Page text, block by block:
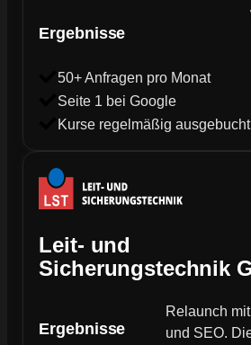
Ergebnisse
50+ Anfragen pro Monat
Seite 1 bei Google
Kurse regelmäßig ausgebucht
Leit- und
Sicherungstechnik
Ergebnisse
Relaunch
und SEO.